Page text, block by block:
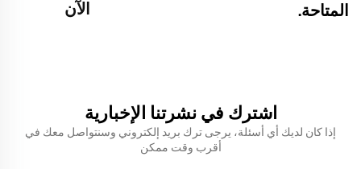
المتاحة.
الآن
اشترك في نشرتنا الإخبارية
إذا كان لديك أي أسئلة، يرجى ترك بريد إلكتروني وسنتواصل معك في
أقرب وقت ممكن